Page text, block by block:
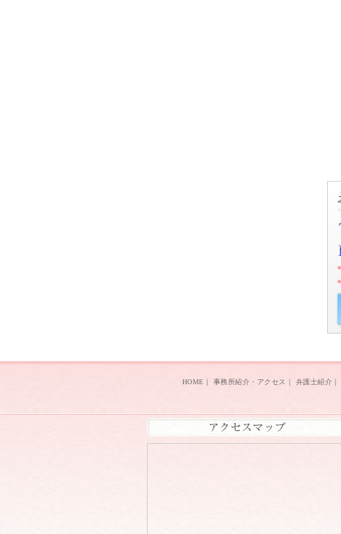
HOME 事務所紹介・アクセス 弁護士紹介